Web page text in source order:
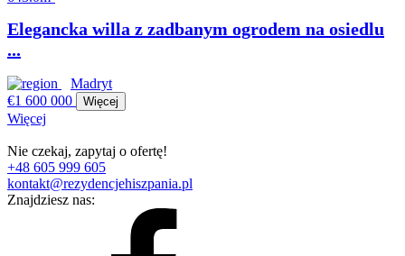
Elegancka willa z zadbanym ogrodem na osiedlu
...
Madryt
€1 600 000
Więcej
Więcej
Nie czekaj, zapytaj o ofertę!
+48 605 999 605
kontakt@rezydencjehiszpania.pl
Znajdziesz nas: